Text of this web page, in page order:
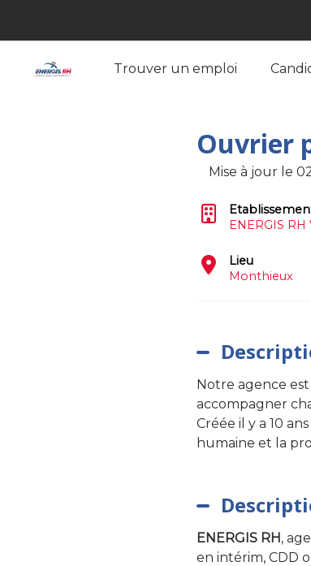
Trouver un emploi
Ouvrier
Mise à jour le
ENERGIS
Lieu
Monthieux
Notre agence
accompagner
Créée il y a 10
humaine et la
ENERGIS RH,
en intérim, CDD